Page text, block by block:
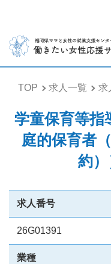
TOP 求人一覧 求
学童保育等指
庭的保育者
約
求人番号
26G01391
業種